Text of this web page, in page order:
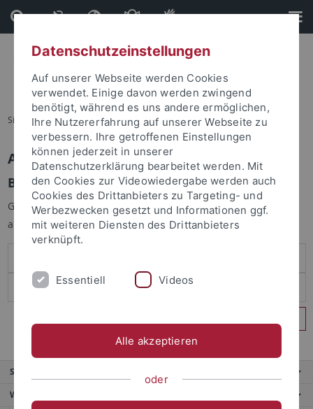
Direkt
zum
Inhalt
Direkt
zur
Fußleiste
Sie sind hier: Startseite
Anmelden
Benutzeranmeldung
Geben Sie Ihren Benutzernamen und Ihr Passwort an um sich
anzumelden:
Service
Weitere Angebote
Datenschutzeinstellungen
Auf unserer Webseite werden Cookies
verwendet. Einige davon werden zwingend
benötigt, während es uns andere ermöglichen,
Ihre Nutzererfahrung auf unserer Webseite zu
verbessern. Ihre getroffenen Einstellungen
können jederzeit in unserer
Datenschutzerklärung bearbeitet werden. Mit
den Cookies zur Videowiedergabe werden auch
Cookies des Drittanbieters zu Targeting- und
Werbezwecken gesetzt und Informationen ggf.
mit weiteren Diensten des Drittanbieters
verknüpft.
Essentiell Videos
Alle akzeptieren
oder